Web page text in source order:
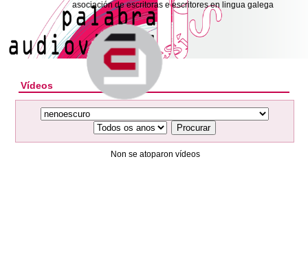
asociación de escritoras e escritores en lingua galega
Vídeos
Procurar
Non se atoparon vídeos